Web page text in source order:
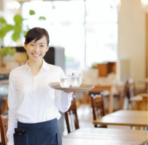
人
同説明会
について